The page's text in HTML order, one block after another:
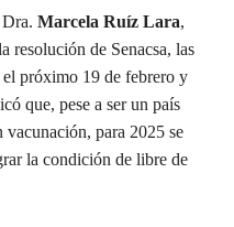
Marcela Ruíz Lara,
resolución de Senacsa, las
el próximo 19 de febrero y
que, pese a ser un país
para 2025 se
la condición de libre de